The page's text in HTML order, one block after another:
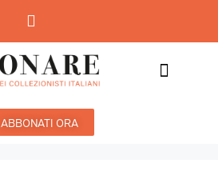
ABBONATI ORA